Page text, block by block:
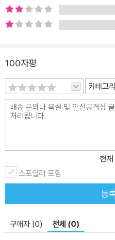
약해지기 때문이다. 오래 지속될 경
의로까지 번지기 십상이다. 특히나
들 사이에서는 왕따나 학교 폭력의
도 몰라》에서 자발적 외톨이를 무작
다. 그 길을 선택할 수밖에 없었던
하는 데 많은 공을 들인다. 조냐의
문제를 풀어 나갈 실마리를 찾아낸
서만 외톨이를 선택했을 뿐, 가정에
한다. 방학을 맞이하고도 친구들과
로서의 취미 생활을 즐기기 위해 야
미는 한쪽 구석에서 사람들을 관찰
것이다. 그러던 어느 날, ‘귀와 머리
은 듯이 조용히 하다’에서 따온 것
100자평
카테고리
현재
스포일러 포함
등
구매자 (0) 전체 (0)